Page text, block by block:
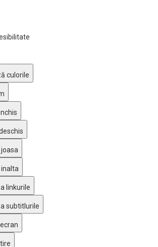
culorile
linkurile
subtitlurile